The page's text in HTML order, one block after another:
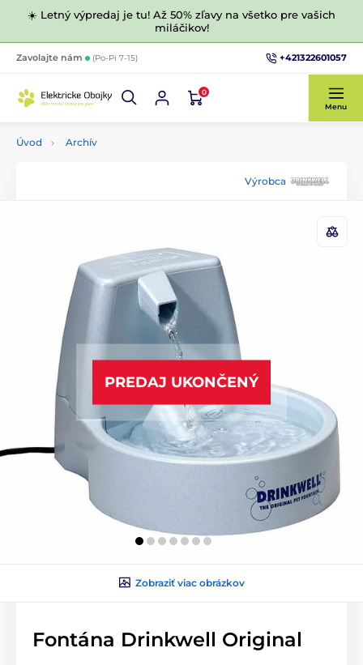
☀️ Letný výpredaj je tu! Až 50% zľavy na všetko pre vašich
miláčikov!
Zavolajte nám (Po-Pi 7-15) +421322601057
0
Menu
Úvod Archív
Výrobca
PREDAJ UKONČENÝ
Zobraziť viac obrázkov
Fontána Drinkwell Original